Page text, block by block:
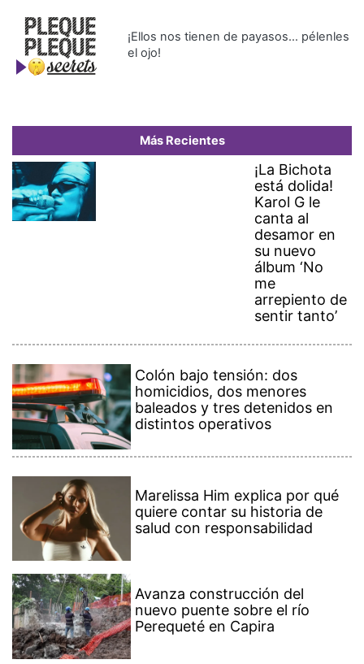
¡Ellos nos tienen de payasos… pélenles
el ojo!
Más Recientes
¡La Bichota
está dolida!
Karol G le
canta al
desamor en
su nuevo
álbum ‘No
me
arrepiento de
sentir tanto’
Colón bajo tensión: dos
homicidios, dos menores
baleados y tres detenidos en
distintos operativos
Marelissa Him explica por qué
quiere contar su historia de
salud con responsabilidad
Avanza construcción del
nuevo puente sobre el río
Perequeté en Capira